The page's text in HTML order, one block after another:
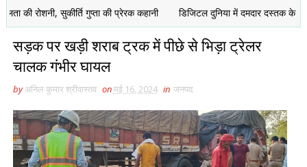
रोशनी, सुकीर्ति गुप्ता की प्रेरक कहानी डिजिटल दुनिया में दमदार दस्तक के साथ
सड़क पर खड़ी शराब ट्रक में पीछे से भिड़ा ट्रेलर
चालक गंभीर घायल
byअनिल कुमार श्रीवास्तव onमई 16, 2024 in जनपद